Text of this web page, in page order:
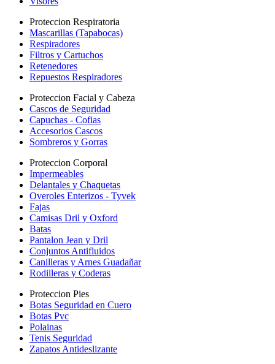
Proteccion Respiratoria
Mascarillas (Tapabocas)
Respiradores
Filtros y Cartuchos
Retenedores
Repuestos Respiradores
Proteccion Facial y Cabeza
Cascos de Seguridad
Capuchas - Cofias
Accesorios Cascos
Sombreros y Gorras
Proteccion Corporal
Impermeables
Delantales y Chaquetas
Overoles Enterizos - Tyvek
Fajas
Camisas Dril y Oxford
Batas
Pantalon Jean y Dril
Conjuntos Antifluidos
Canilleras y Arnes Guadañar
Rodilleras y Coderas
Proteccion Pies
Botas Seguridad en Cuero
Botas Pvc
Polainas
Tenis Seguridad
Zapatos Antideslizante